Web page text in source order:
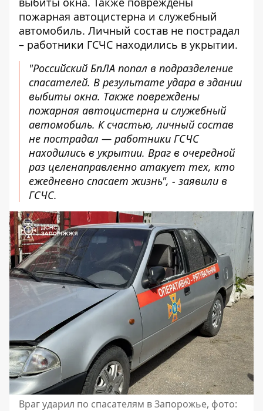
пожарная автоцистерна и служебный
автомобиль. Личный состав не пострадал
– работники ГСЧС находились в укрытии.
"Российский БпЛА попал в подразделение
спасателей. В результате удара в здании
выбиты окна. Также повреждены
пожарная автоцистерна и служебный
автомобиль. К счастью, личный состав
не пострадал — работники ГСЧС
находились в укрытии. Враг в очередной
раз целенаправленно атакует тех, кто
ежедневно спасает жизнь", - заявили в
ГСЧС.
Враг ударил по спасателям в Запорожье, фото: